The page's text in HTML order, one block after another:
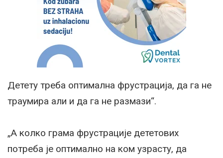
Детету треба оптимална фрустрација, да га не
траумира али и да га не размази“.
„А колко грама фрустрације дететових
потреба је оптимално на ком узрасту, да